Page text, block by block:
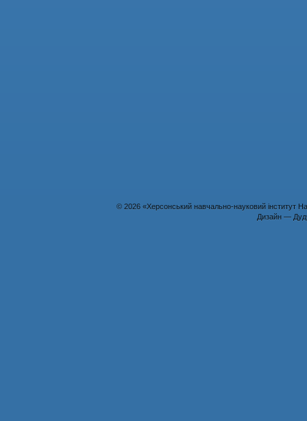
© 2026 «Херсонський навчально-науковий інститут
Дизайн —